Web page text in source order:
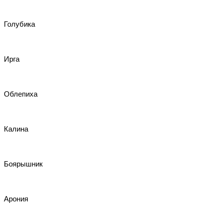
Голубика
Ирга
Облепиха
Калина
Боярышник
Арония